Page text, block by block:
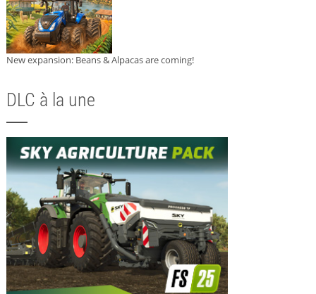
New expansion: Beans & Alpacas are coming!
DLC à la une